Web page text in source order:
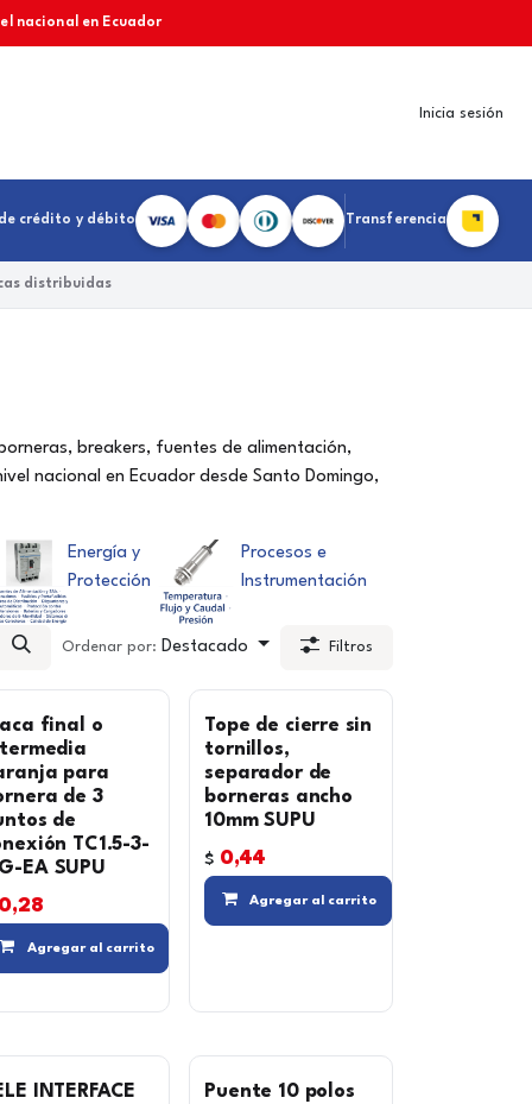
nacional en Ecuador
Inicia sesión
crédito y débito Transferencia
distribuidas
breakers, fuentes de alimentación,
nacional en Ecuador desde Santo Domingo,
Energía y
Protección
Procesos e
Instrumentación
Ordenar por: Destacado Filtros
lista de deseos
Compara Agregar a la lista de deseos
final o
para
de 3
de
TC1.5-3-
EA SUPU
0,28
Agregar al carrito
Tope de cierre sin
tornillos,
separador de
borneras ancho
10mm SUPU
$ 0,44
Agregar al carrito
INTERFACE
Puente 10 polos